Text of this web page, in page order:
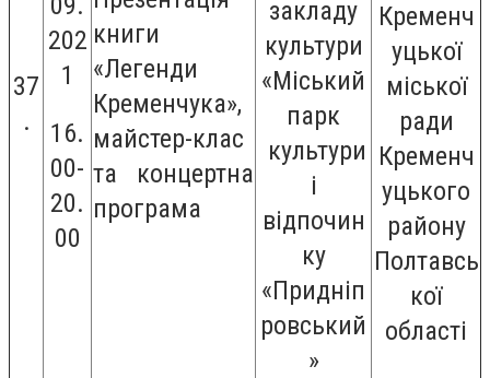
37
.
202
1
16.
00-
20.
00
книги
«Легенди
Кременчука»,
майстер-клас
та концертна
програма
закладу
культури
«Міський
парк
культури
і
відпочин
ку
«Придніп
ровський
»
Кременч
уцької
міської
ради
Кременч
уцького
району
Полтавсь
кої
області